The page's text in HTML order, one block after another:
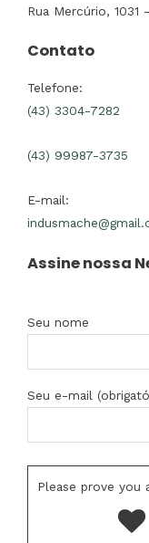
Rua Mercúrio,
Contato
Telefone:
(43) 3304-7282
(43) 99987-3735
E-mail:
Assine nossa
Seu nome
Seu e-mail
Please prove you